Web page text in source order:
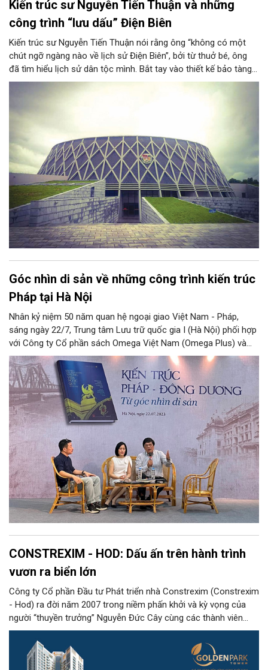
Kiến trúc sư Nguyễn Tiến Thuận và những
công trình “lưu dấu” Điện Biên
Kiến trúc sư Nguyễn Tiến Thuận nói rằng ông “không có một
chút ngỡ ngàng nào về lịch sử Điện Biên”, bởi từ thuở bé, ông
đã tìm hiểu lịch sử dân tộc mình. Bắt tay vào thiết kế bảo tàng
Chiến thắng lịch sử Điện Biên Phủ cũng là lần đầu tiên ông bắt
những tình cảm của mình về Điện Biên trong công việc sáng
và nhà tưởng niệm nghĩa trang liệt sĩ đồi A1 là hai công trình
đầu tiên khẳng định ông có duyên với mảnh đất này.
Góc nhìn di sản về những công trình kiến trúc
Pháp tại Hà Nội
Nhân kỷ niệm 50 năm quan hệ ngoại giao Việt Nam - Pháp,
sáng ngày 22/7, Trung tâm Lưu trữ quốc gia I (Hà Nội) phối hợp
với Công ty Cổ phần sách Omega Việt Nam (Omega Plus) và
Viện Pháp tại Việt Nam tổ chức tọa đàm "Kiến trúc Pháp -
Đông Dương - từ góc nhìn di sản". Tọa đàm giúp độc giả hiểu
hơn về những di sản, giá trị văn hóa, lịch sử thông qua những
câu chuyện về công trình kiến trúc Pháp - Đông Dương nổi tiếng
tại Hà Nội.
CONSTREXIM - HOD: Dấu ấn trên hành trình
vươn ra biển lớn
Công ty Cổ phần Đầu tư Phát triển nhà Constrexim (Constrexim
- Hod) ra đời năm 2007 trong niềm phấn khởi và kỳ vọng của
người “thuyền trưởng” Nguyễn Đức Cây cùng các thành viên
Công ty. Trải qua chặng đường 15 năm hình thành và phát triển
Constrexim - Hod đã từng bước khẳng định được vị thế trong
“làng” kinh doanh bất động sản Việt Nam.